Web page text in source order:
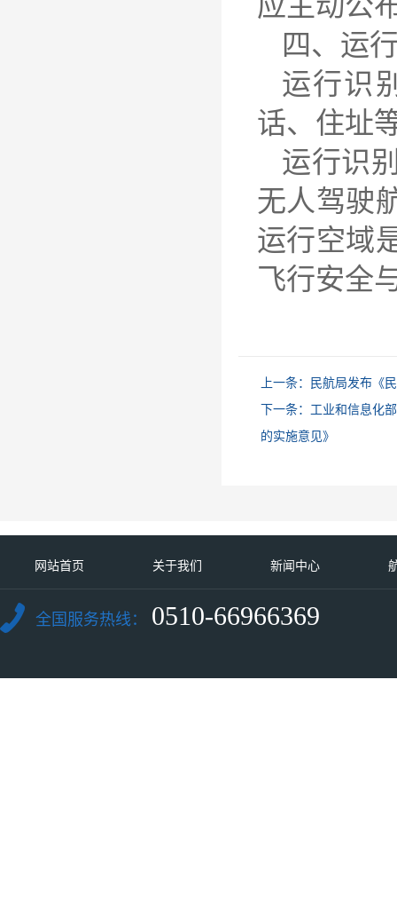
四、运
运行识
话、住址
运行识
无人驾驶
运行空域
飞行安全
上一条：
民航局发布《
下一条： 工业和信息化
的实施意见》
网站首页 关于我们 新闻中心
全国服务热线： 0510-66966369